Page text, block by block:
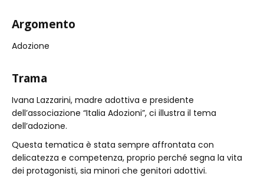
Argomento
Adozione
Trama
Ivana Lazzarini, madre adottiva e presidente
dell’associazione “Italia Adozioni”, ci illustra il tema
dell’adozione.
Questa tematica è stata sempre affrontata con
delicatezza e competenza, proprio perché segna la vita
dei protagonisti, sia minori che genitori adottivi.